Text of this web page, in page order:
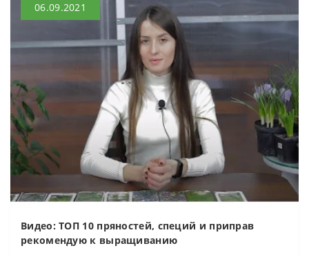
06.09.2021
Видео: ТОП 10 пряностей, специй и приправ
рекомендую к выращиванию